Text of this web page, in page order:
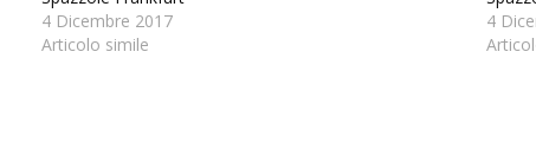
4 Dicembre 2017
Articolo simile
4